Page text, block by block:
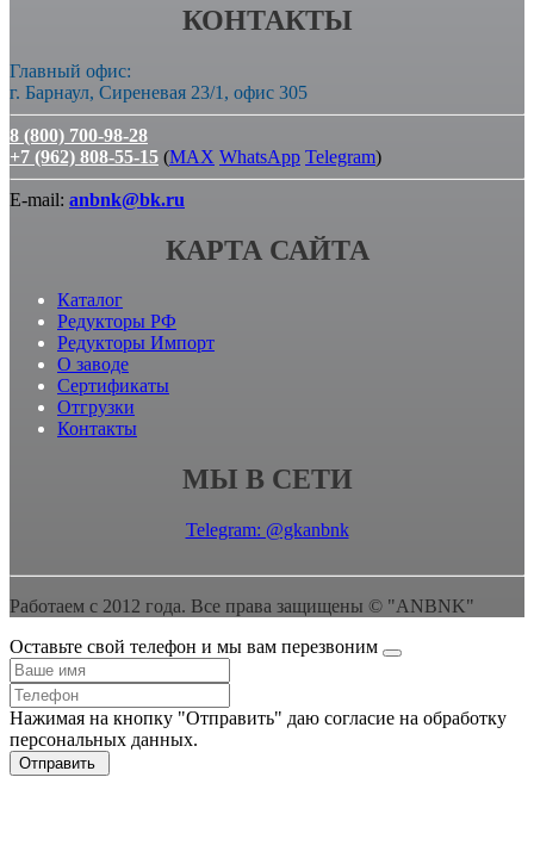
КОНТАКТЫ
Главный офис:
г. Барнаул, Сиреневая 23/1, офис 305
8 (800) 700-98-28
+7 (962) 808-55-15 (MAX WhatsApp Telegram)
E-mail: anbnk@bk.ru
КАРТА САЙТА
Каталог
Редукторы РФ
Редукторы Импорт
О заводе
Сертификаты
Отгрузки
Контакты
МЫ В СЕТИ
Telegram: @gkanbnk
Работаем с 2012 года. Все права защищены © "ANBNK"
Оставьте свой телефон и мы вам перезвоним
Нажимая на кнопку "Отправить" даю согласие на обработку
персональных данных.